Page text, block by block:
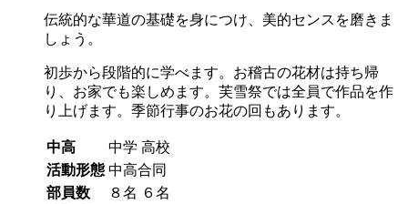
伝統的な華道の基礎を身につけ、美的センスを磨きま
しょう。
初歩から段階的に学べます。お稽古の花材は持ち帰
り、お家でも楽しめます。芙雪祭では全員で作品を作
り上げます。季節行事のお花の回もあります。
中高 中学 高校
活動形態 中高合同
部員数
８名 ６名